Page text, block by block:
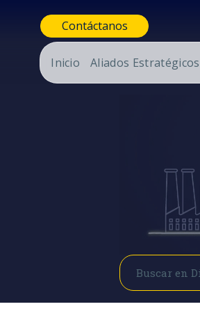
Contáctanos
Inicio Aliados Estratégicos
Buscar